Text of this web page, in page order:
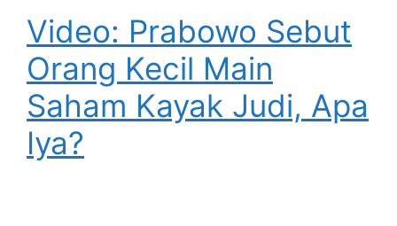
Video: Prabowo Sebut
Orang Kecil Main
Saham Kayak Judi, Apa
Iya?